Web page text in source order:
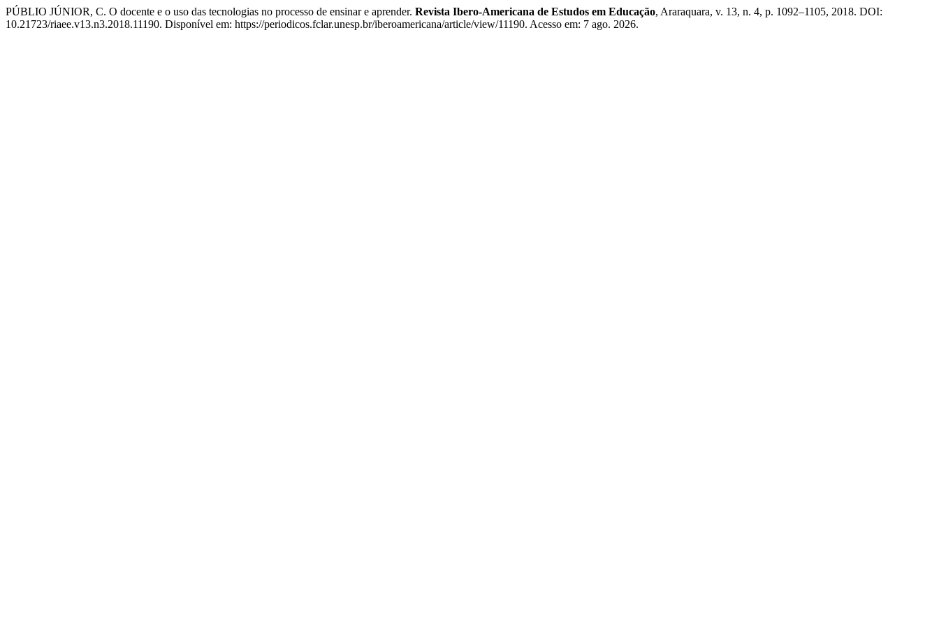
PÚBLIO JÚNIOR, C. O docente e o uso das tecnologias no processo de ensinar e aprender. Revista Ibero-Americana de Estudos em Educação, Araraquara, v. 13, n. 4, p. 1092–1105, 2018. DOI:
10.21723/riaee.v13.n3.2018.11190. Disponível em: https://periodicos.fclar.unesp.br/iberoamericana/article/view/11190. Acesso em: 7 ago. 2026.